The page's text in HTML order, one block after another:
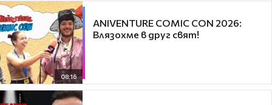
08:16
ANIVENTURE COMIC CON 2026:
Влязохме в друг свят!